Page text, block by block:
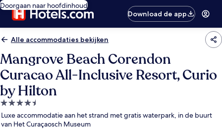
Doorgaan naar hoofdinhoud
Download de app
Alle accommodaties bekijken
Mangrove Beach Corendon
Curacao All-Inclusive Resort, Curio
by Hilton
4.5-
sterrenaccommodatie
Luxe accommodatie aan het strand met gratis waterpark, in de buurt
van Het Curaçaosch Museum